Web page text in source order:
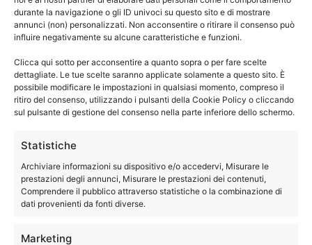
durante la navigazione o gli ID univoci su questo sito e di mostrare
annunci (non) personalizzati. Non acconsentire o ritirare il consenso può
influire negativamente su alcune caratteristiche e funzioni.
Clicca qui sotto per acconsentire a quanto sopra o per fare scelte
dettagliate. Le tue scelte saranno applicate solamente a questo sito. È
possibile modificare le impostazioni in qualsiasi momento, compreso il
ritiro del consenso, utilizzando i pulsanti della Cookie Policy o cliccando
sul pulsante di gestione del consenso nella parte inferiore dello schermo.
Statistiche
Archiviare informazioni su dispositivo e/o accedervi, Misurare le
prestazioni degli annunci, Misurare le prestazioni dei contenuti,
Comprendere il pubblico attraverso statistiche o la combinazione di
dati provenienti da fonti diverse.
Marketing
In Sicilia con Bambini:
Lungo il Corso
dell’Alcantara
orientale e per buona parte del suo percorso
segna il confine fra le province di Catania e
Messina.